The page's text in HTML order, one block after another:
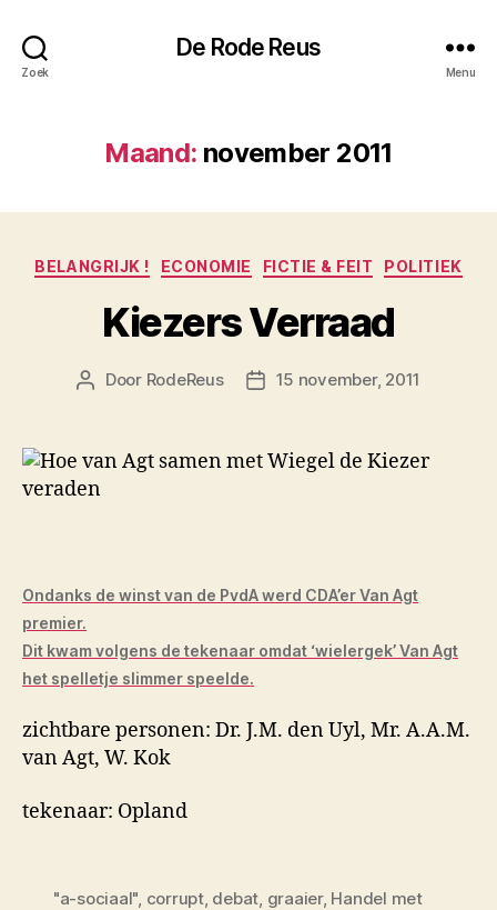
Zoek
De Rode Reus
Menu
Maand: november 2011
Categorieën
BELANGRIJK ! ECONOMIE FICTIE & FEIT POLITIEK
Kiezers Verraad
Berichtauteur
Door RodeReus Berichtdatum
15 november, 2011
Ondanks de winst van de PvdA werd CDA’er Van Agt
premier.
Dit kwam volgens de tekenaar omdat ‘wielergek’ Van Agt
het spelletje slimmer speelde.
zichtbare personen: Dr. J.M. den Uyl, Mr. A.A.M.
van Agt, W. Kok
tekenaar: Opland
"a-sociaal" corrupt, debat graaier, Handel met